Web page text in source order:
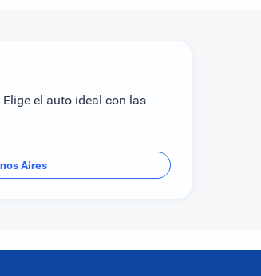
el auto ideal con las
Aires